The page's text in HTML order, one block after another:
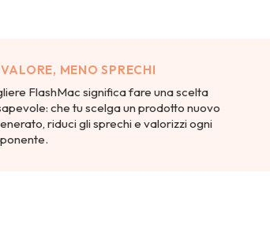
MENO SPRECHI
FlashMac significa fare una scelta
che tu scelga un prodotto nuovo
riduci gli sprechi e valorizzi ogni